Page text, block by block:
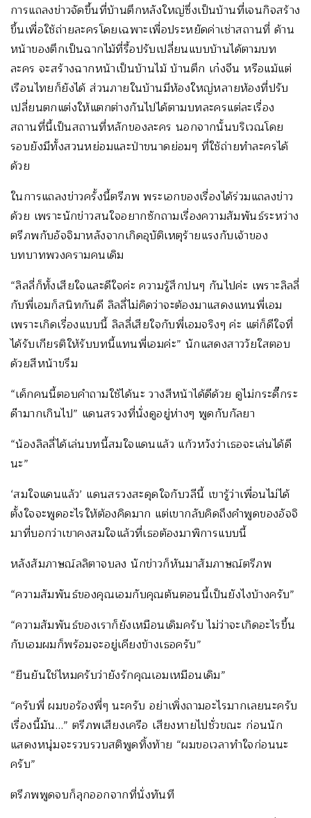
การแถลงข่าวจัดขึ้นที่บ้านตึกหลังใหญ่ซึ่งเป็นบ้านที่เจนกิจสร้าง
ขึ้นเพื่อใช้ถ่ายละครโดยเฉพาะเพื่อประหยัดค่าเช่าสถานที่ ด้าน
หน้าของตึกเป็นฉากไม้ที่รื้อปรับเปลี่ยนแบบบ้านได้ตามบท
ละคร จะสร้างฉากหน้าเป็นบ้านไม้ บ้านตึก เก๋งจีน หรือแม้แต่
เรือนไทยก็ยังได้ ส่วนภายในบ้านมีห้องใหญ่หลายห้องที่ปรับ
เปลี่ยนตกแต่งให้แตกต่างกันไปได้ตามบทละครแต่ละเรื่อง
สถานที่นี้เป็นสถานที่หลักของละคร นอกจากนั้นบริเวณโดย
รอบยังมีทั้งสวนหย่อมและป่าขนาดย่อมๆ ที่ใช้ถ่ายทำละครได้
ด้วย
ในการแถลงข่าวครั้งนี้ตรีภพ พระเอกของเรื่องได้ร่วมแถลงข่าว
ด้วย เพราะนักข่าวสนใจอยากซักถามเรื่องความสัมพันธ์ระหว่าง
ตรีภพกับอัจจิมาหลังจากเกิดอุบัติเหตุร้ายแรงกับเจ้าของ
บทบาทพวงครามคนเดิม
“ลิลลี่ก็ทั้งเสียใจและดีใจค่ะ ความรู้สึกปนๆ กันไปค่ะ เพราะลิลลี่
กับพี่เอมก็สนิทกันดี ลิลลี่ไม่คิดว่าจะต้องมาแสดงแทนพี่เอม
เพราะเกิดเรื่องแบบนี้ ลิลลี่เสียใจกับพี่เอมจริงๆ ค่ะ แต่ก็ดีใจที่
ได้รับเกียรติให้รับบทนี้แทนพี่เอมค่ะ” นักแสดงสาววัยใสตอบ
ด้วยสีหน้าขรึม
“เด็กคนนี้ตอบคำถามใช้ได้นะ วางสีหน้าได้ดีด้วย ดูไม่กระดี๊กระ
ด๊ามากเกินไป” แดนสรวงที่นั่งดูอยู่ห่างๆ พูดกับกัลยา
“น้องลิลลี่ได้เล่นบทนี้สมใจแดนแล้ว แก้วหวังว่าเธอจะเล่นได้ดี
นะ”
‘สมใจแดนแล้ว’ แดนสรวงสะดุดใจกับวลีนี้ เขารู้ว่าเพื่อนไม่ได้
ตั้งใจจะพูดอะไรให้ต้องคิดมาก แต่เขากลับคิดถึงคำพูดของอัจจิ
มาที่บอกว่าเขาคงสมใจแล้วที่เธอต้องมาพิการแบบนี้
หลังสัมภาษณ์ลลิตาจบลง นักข่าวก็หันมาสัมภาษณ์ตรีภพ
“ความสัมพันธ์ของคุณเอมกับคุณต้นตอนนี้เป็นยังไงบ้างครับ”
“ความสัมพันธ์ของเราก็ยังเหมือนเดิมครับ ไม่ว่าจะเกิดอะไรขึ้น
กับเอมผมก็พร้อมจะอยู่เคียงข้างเธอครับ”
“ยืนยันใช่ไหมครับว่ายังรักคุณเอมเหมือนเดิม”
“ครับพี่ ผมขอร้องพี่ๆ นะครับ อย่าเพิ่งถามอะไรมากเลยนะครับ
เรื่องนี้มัน…” ตรีภพเสียงเครือ เสียงหายไปชั่วขณะ ก่อนนัก
แสดงหนุ่มจะรวบรวบสติพูดทิ้งท้าย “ผมขอเวลาทำใจก่อนนะ
ครับ”
ตรีภพพูดจบก็ลุกออกจากที่นั่งทันที